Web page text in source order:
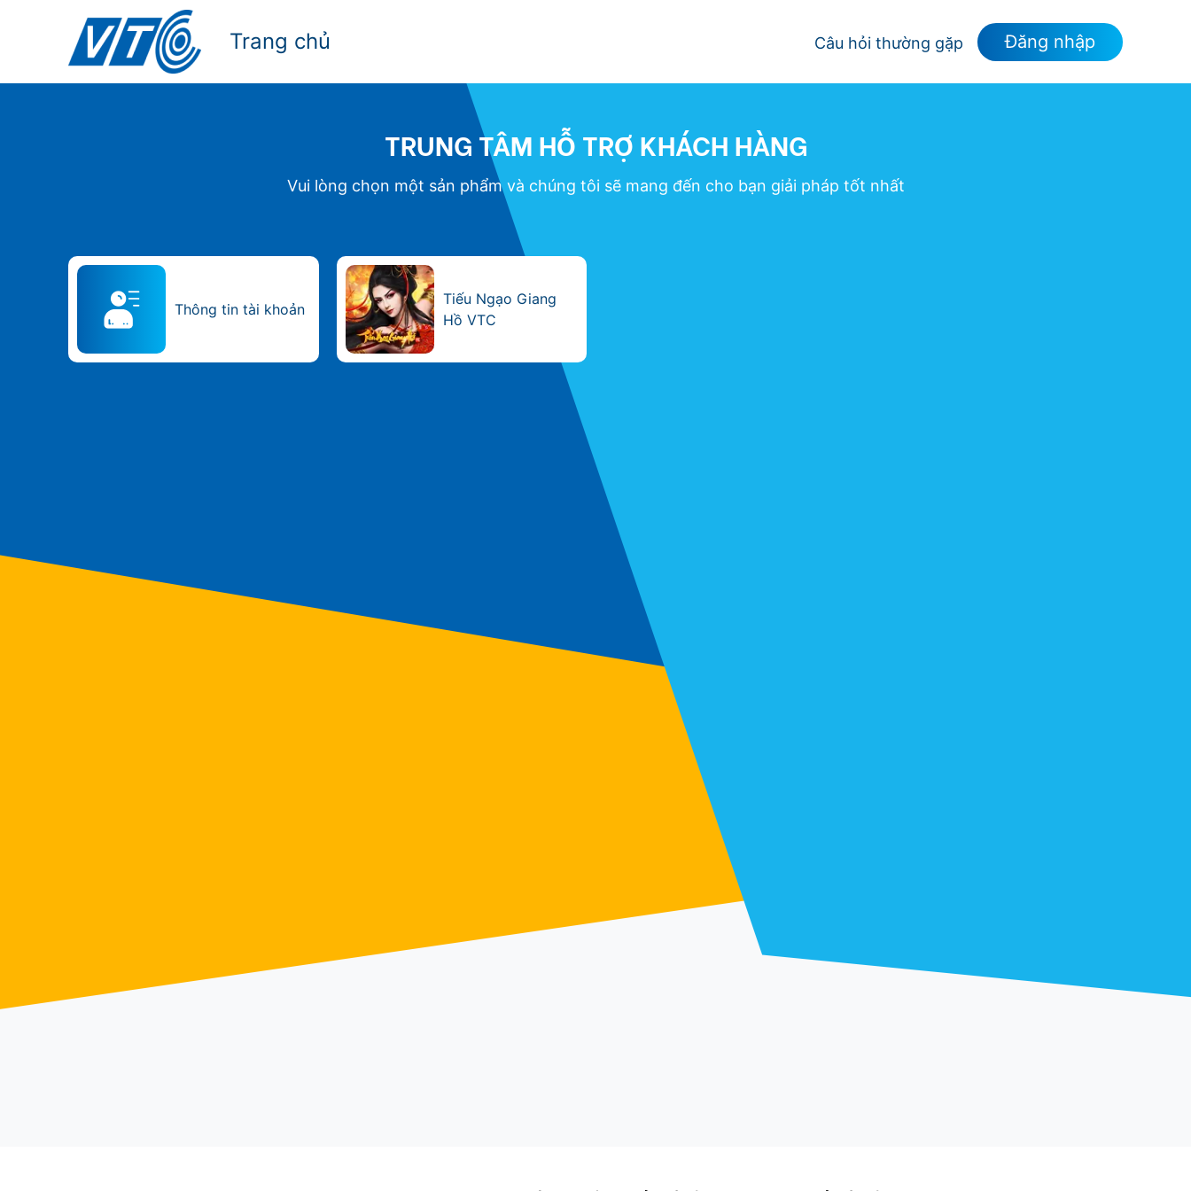
Trang chủ Câu hỏi thường gặp Đăng nhập
TRUNG TÂM HỖ TRỢ KHÁCH HÀNG
Vui lòng chọn một sản phẩm và chúng tôi sẽ mang đến cho bạn giải pháp tốt nhất
Thông tin tài khoản
Tiếu Ngạo Giang
Hồ VTC